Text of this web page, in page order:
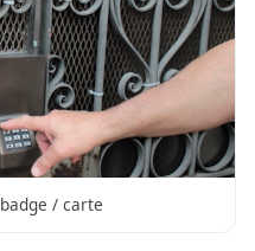
/ carte